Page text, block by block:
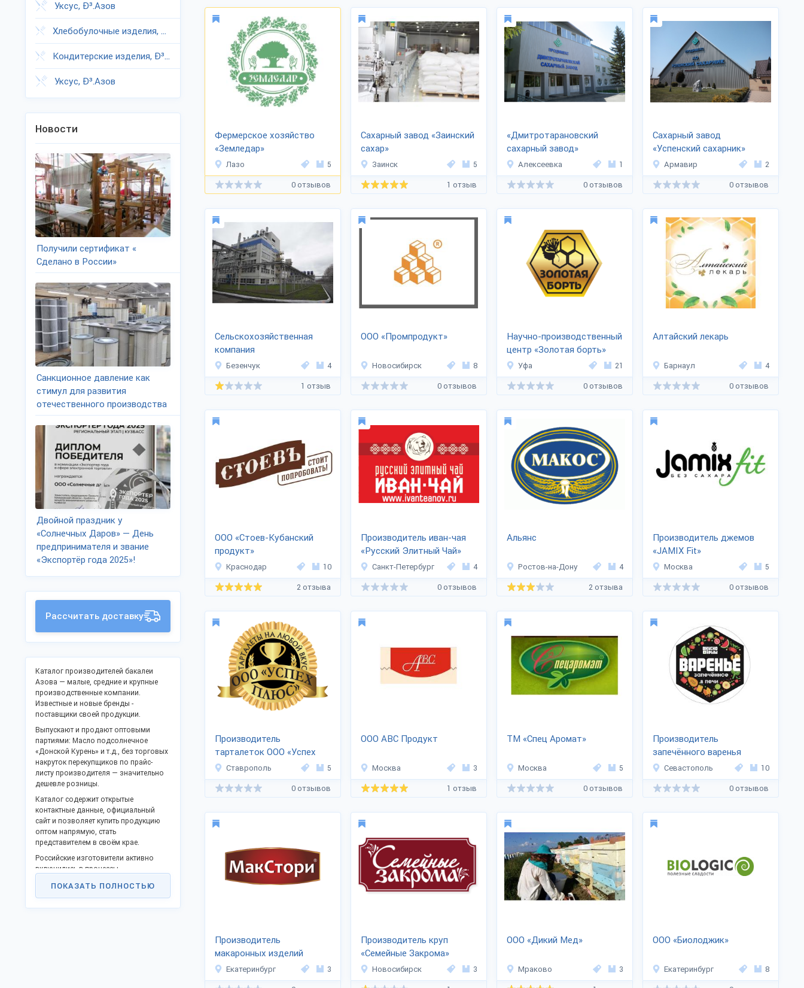
Фермерское хозяйство
«Земледар»
Лазо 5
0 отзывов
Сахарный завод «Заинский
сахар»
Заинск 5
1 отзыв
«Дмитротарановский
сахарный завод»
Алексеевка 1
0 отзывов
Сахарный завод
«Успенский сахарник»
Армавир 2
0 отзывов
Сельскохозяйственная
компания
«Самараагропромпереработка»
Безенчук 4
1 отзыв
ООО «Промпродукт»
Новосибирск 8
0 отзывов
Научно-производственный
центр «Золотая борть»
Уфа 21
0 отзывов
Алтайский лекарь
Барнаул 4
0 отзывов
ООО «Стоев-Кубанский
продукт»
Краснодар 10
2 отзыва
Производитель иван-чая
«Русский Элитный Чай»
Санкт-Петербург 4
0 отзывов
Альянс
Ростов-на-Дону 4
2 отзыва
Производитель джемов
«JAMIX Fit»
Москва 5
0 отзывов
Производитель
тарталеток ООО «Успех
Плюс»
Ставрополь 5
0 отзывов
ООО АВС Продукт
Москва 3
1 отзыв
ТМ «Спец Аромат»
Москва 5
0 отзывов
Производитель
запечённого варенья
«Вкусно Крым»
Севастополь 10
0 отзывов
Производитель
макаронных изделий
«МакСтори»
Екатеринбург 3
Производитель круп
«Семейные Закрома»
Новосибирск 3
ООО «Дикий Мед»
Мраково 3
ООО «Биолоджик»
Екатеринбург 8
Уксус, Ð³.Азов
Хлебобулочные изделия, Ð³.Азов
Кондитерские изделия, Ð³.Азов
Уксус, Ð³.Азов
Новости
Получили сертификат «
Сделано в России»
Санкционное давление как
стимул для развития
отечественного производства
Двойной праздник у
«Солнечных Даров» — День
предпринимателя и звание
«Экспортёр года 2025»!
Рассчитать доставку
Каталог производителей бакалеи
Азова — малые, средние и крупные
производственные компании.
Известные и новые бренды -
поставщики своей продукции.
Выпускают и продают оптовыми
партиями: Масло подсолнечное
«Донской Курень» и т.д., без торговых
накруток перекупщиков по прайс-
листу производителя — значительно
дешевле розницы.
Каталог содержит открытые
контактные данные, официальный
сайт и позволяет купить продукцию
оптом напрямую, стать
представителем в своём крае.
Российские изготовители активно
включились в процессы
предлагают прибыльное
ПОКАЗАТЬ ПОЛНОСТЬЮ